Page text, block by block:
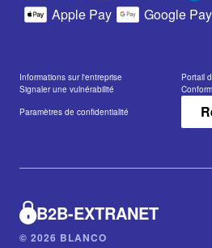
Apple Pay
Google Pay
Informations sur l'entreprise
Portail
Signaler une vulnérabilité
Paramètres de confidentialité
B2B-EXTRANET
© 2026 BLANCO